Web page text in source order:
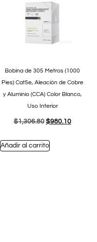
Bobina de 305 Metros (1000
Pies) Cat5e, Aleación de Cobre
y Aluminio (CCA) Color Blanco,
Uso Interior
$1,306.80 $980.10
Añadir al carrito